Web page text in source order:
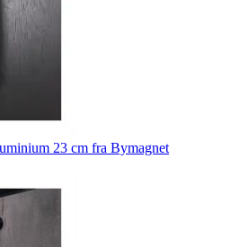
23 cm fra Bymagnet